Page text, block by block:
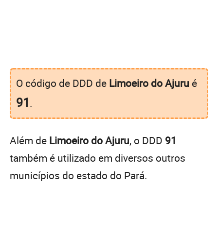
O código de DDD de Limoeiro do Ajuru é
91.
Além de Limoeiro do Ajuru, o DDD 91
também é utilizado em diversos outros
municípios do estado do Pará.